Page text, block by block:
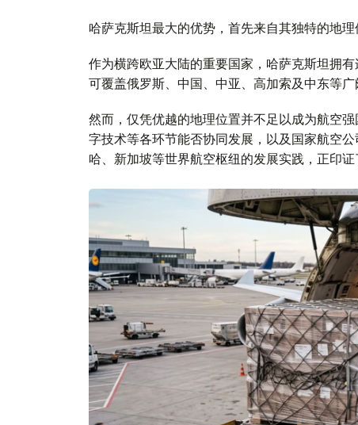
哈萨克斯坦最大的优势，首先来自其独特的地理
作为横跨欧亚大陆的重要国家，哈萨克斯坦拥
可覆盖俄罗斯、中国、中亚、高加索及中东等广
然而，仅凭优越的地理位置并不足以成为航空
字技术等各环节能否协同发展，以及国家航空
哈、新加坡等世界航空枢纽的发展实践，正印证